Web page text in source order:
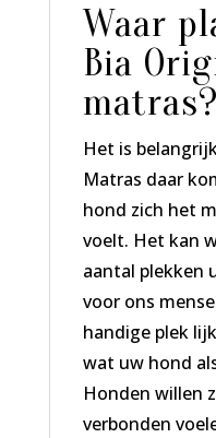
Waar
Bia
matras?
Het is
Matras daar
hond zich het
voelt. Het kan
aantal plekken
voor ons
handige plek
wat uw hond
Honden willen
verbonden